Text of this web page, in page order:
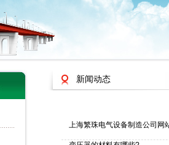
新闻动态
上海繁珠电气设备制造公司网